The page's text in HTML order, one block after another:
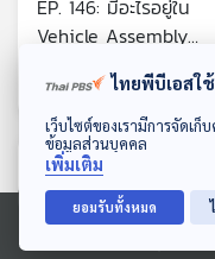
ดาวน์โหลด Thai PBS Podcast
Ⓒ 2020 องค์การกระจายเสียงและแพร่ภ
EP. 146: มีอะไรอยู่ใน
Vehicle Assembly
จรวดของ NASA
Starstuff เรื่องเล่าจากดว
ตอนที่เกี่ยวข้อง
ไทยพีบีเอสใ
เว็บไซต์ของเรามีการจัดเ
ข้อมูลส่วนบุคคล
เพิ่มเติม
ยอมรับทั้งหมด